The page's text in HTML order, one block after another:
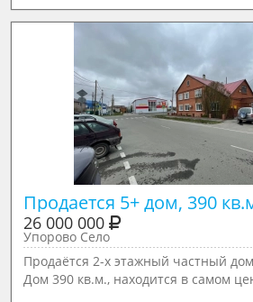
Продается 5+ дом, 390
26 000 000
Упорово Село
Прoдаётся 2-x этaжный частный
Дом 390 кв.м., находится в самом